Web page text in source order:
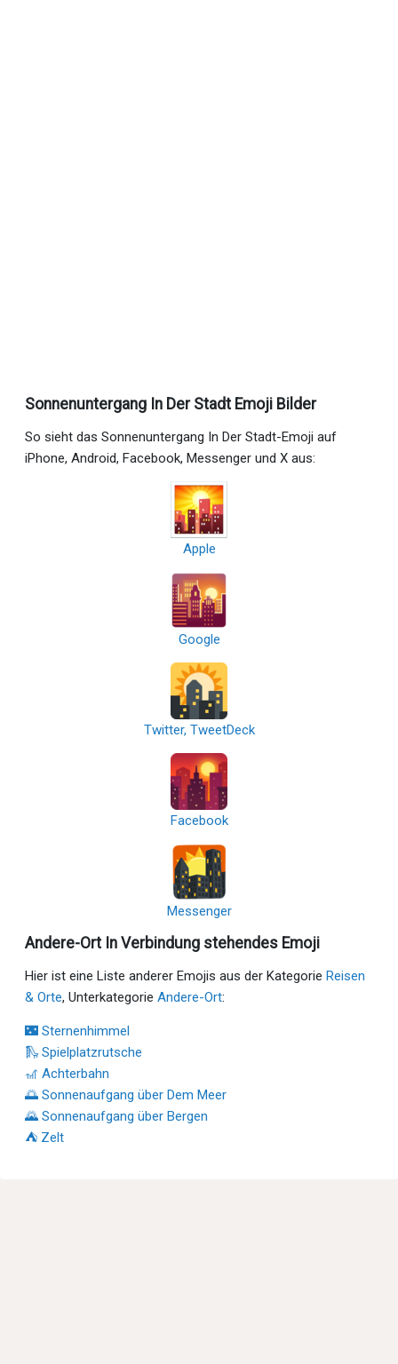
Sonnenuntergang In Der Stadt Emoji Bilder
So sieht das Sonnenuntergang In Der Stadt-Emoji auf
iPhone, Android, Facebook, Messenger und X aus:
Apple
Google
Twitter, TweetDeck
Facebook
Messenger
Andere-Ort In Verbindung stehendes Emoji
Hier ist eine Liste anderer Emojis aus der Kategorie Reisen
& Orte, Unterkategorie Andere-Ort:
🌃 Sternenhimmel
🛝 Spielplatzrutsche
🎢 Achterbahn
🌅 Sonnenaufgang über Dem Meer
🌄 Sonnenaufgang über Bergen
⛺ Zelt